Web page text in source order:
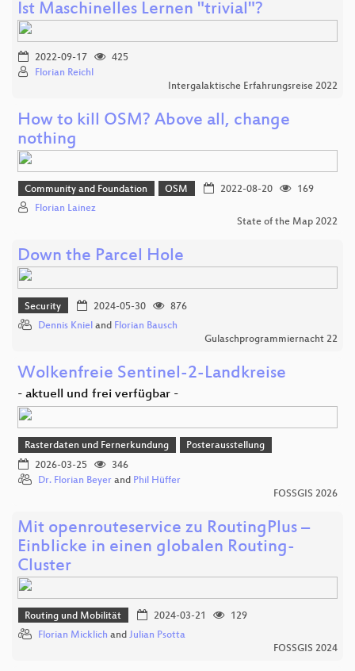
Ist Maschinelles Lernen "trivial"?
2022-09-17
425
Florian Reichl
Intergalaktische Erfahrungsreise 2022
How to kill OSM? Above all, change
nothing
Community and Foundation OSM 2022-08-20
169
Florian Lainez
State of the Map 2022
Down the Parcel Hole
Security 2024-05-30
876
Dennis Kniel and Florian Bausch
Gulaschprogrammiernacht 22
Wolkenfreie Sentinel-2-Landkreise
- aktuell und frei verfügbar -
Rasterdaten und Fernerkundung
Posterausstellung
2026-03-25
346
Dr. Florian Beyer and Phil Hüffer
FOSSGIS 2026
Mit openrouteservice zu RoutingPlus –
Einblicke in einen globalen Routing-
Cluster
Routing und Mobilität 2024-03-21
129
Florian Micklich and Julian Psotta
FOSSGIS 2024